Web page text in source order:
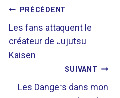
PRÉCÉDENT
Les fans attaquent le
créateur de Jujutsu
Kaisen
SUIVANT
Les Dangers dans mon